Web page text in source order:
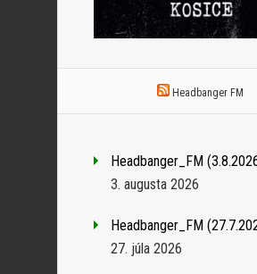
Headbanger FM
Headbanger_FM
3. augusta 2026
Headbanger_FM
27. júla 2026